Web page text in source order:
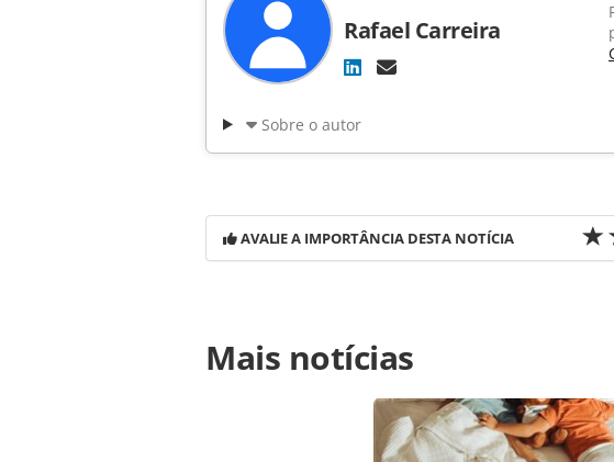
Rafael Carreira
Sobre o autor
AVALIE A IMPORTÂNCIA DESTA NOTÍCIA
https://www.panrotas.com.br/noticia-turismo/
4-aeronaves-e-ja-soma-93-modelos_98232.html
Todo o conteúdo produzido pela PANROTAS
brasileira sobre direito autoral. Não reproduza o
PANROTAS Editora (copyright@panrotas.com.br).
Mais notícias